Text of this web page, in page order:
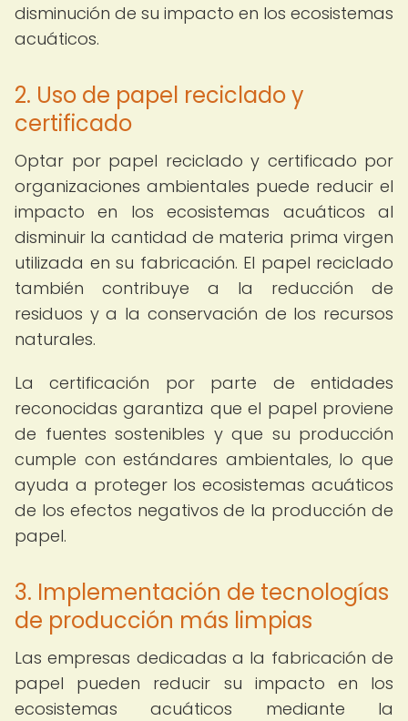
disminución de su impacto en los ecosistemas
acuáticos.
2. Uso de papel reciclado y
certificado
Optar por papel reciclado y certificado por
organizaciones ambientales puede reducir el
impacto en los ecosistemas acuáticos al
disminuir la cantidad de materia prima virgen
utilizada en su fabricación. El papel reciclado
también contribuye a la reducción de
residuos y a la conservación de los recursos
naturales.
La certificación por parte de entidades
reconocidas garantiza que el papel proviene
de fuentes sostenibles y que su producción
cumple con estándares ambientales, lo que
ayuda a proteger los ecosistemas acuáticos
de los efectos negativos de la producción de
papel.
3. Implementación de tecnologías
de producción más limpias
Las empresas dedicadas a la fabricación de
papel pueden reducir su impacto en los
ecosistemas acuáticos mediante la